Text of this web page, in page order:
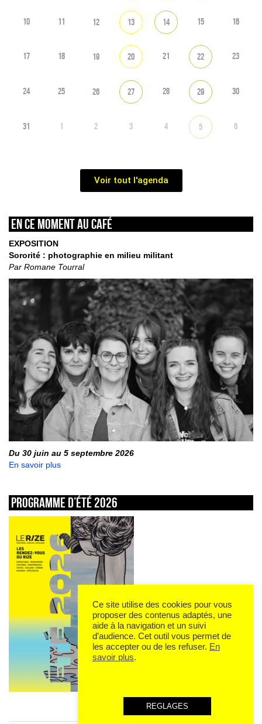
10 11 12 13 14 15 16
17 18 19 20 21 22 23
24 25 26 27 28 29 30
31 1 2 3 4 5 6
Voir tout l'agenda
En ce moment au café
EXPOSITION
Sororité : photographie en milieu militant
Par Romane Tourral
Du 30 juin au 5 septembre 2026
En savoir plus
Programme d’été 2026
Ce site utilise des cookies pour vous
proposer des contenus adaptés, une
aide à la navigation et un suivi
d’audience. Cet outil vous permet de
les accepter ou de les refuser. En
savoir plus.
REGLAGES